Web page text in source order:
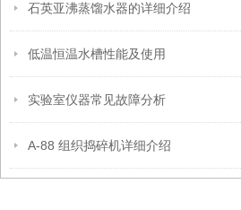
石英亚沸蒸馏水器的详细介绍
低温恒温水槽性能及使用
实验室仪器常见故障分析
A-88 组织捣碎机详细介绍